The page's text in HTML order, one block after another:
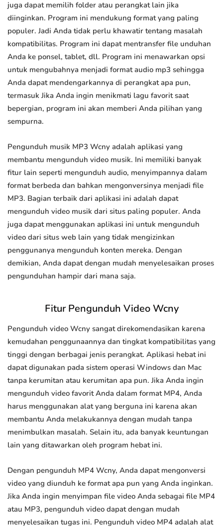
juga dapat memilih folder atau perangkat lain jika
diinginkan. Program ini mendukung format yang paling
populer. Jadi Anda tidak perlu khawatir tentang masalah
kompatibilitas. Program ini dapat mentransfer file unduhan
Anda ke ponsel, tablet, dll. Program ini menawarkan opsi
untuk mengubahnya menjadi format audio mp3 sehingga
Anda dapat mendengarkannya di perangkat apa pun,
termasuk Jika Anda ingin menikmati lagu favorit saat
bepergian, program ini akan memberi Anda pilihan yang
sempurna.
Pengunduh musik MP3 Wcny adalah aplikasi yang
membantu mengunduh video musik. Ini memiliki banyak
fitur lain seperti mengunduh audio, menyimpannya dalam
format berbeda dan bahkan mengonversinya menjadi file
MP3. Bagian terbaik dari aplikasi ini adalah dapat
mengunduh video musik dari situs paling populer. Anda
juga dapat menggunakan aplikasi ini untuk mengunduh
video dari situs web lain yang tidak mengizinkan
penggunanya mengunduh konten mereka. Dengan
demikian, Anda dapat dengan mudah menyelesaikan proses
pengunduhan hampir dari mana saja.
Fitur Pengunduh Video Wcny
Pengunduh video Wcny sangat direkomendasikan karena
kemudahan penggunaannya dan tingkat kompatibilitas yang
tinggi dengan berbagai jenis perangkat. Aplikasi hebat ini
dapat digunakan pada sistem operasi Windows dan Mac
tanpa kerumitan atau kerumitan apa pun. Jika Anda ingin
mengunduh video favorit Anda dalam format MP4, Anda
harus menggunakan alat yang berguna ini karena akan
membantu Anda melakukannya dengan mudah tanpa
menimbulkan masalah. Selain itu, ada banyak keuntungan
lain yang ditawarkan oleh program hebat ini.
Dengan pengunduh MP4 Wcny, Anda dapat mengonversi
video yang diunduh ke format apa pun yang Anda inginkan.
Jika Anda ingin menyimpan file video Anda sebagai file MP4
atau MP3, pengunduh video dapat dengan mudah
menyelesaikan tugas ini. Pengunduh video MP4 adalah alat